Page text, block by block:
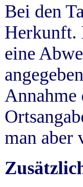
Bei den
Herkunft.
eine
man aber